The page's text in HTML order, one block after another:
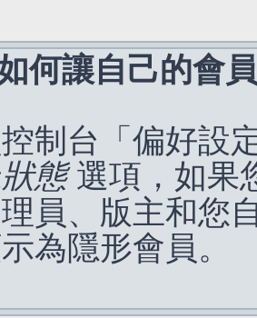
何讓自己的會
制台「偏好設
態選項，如果
員、版主和您
為隱形會員。